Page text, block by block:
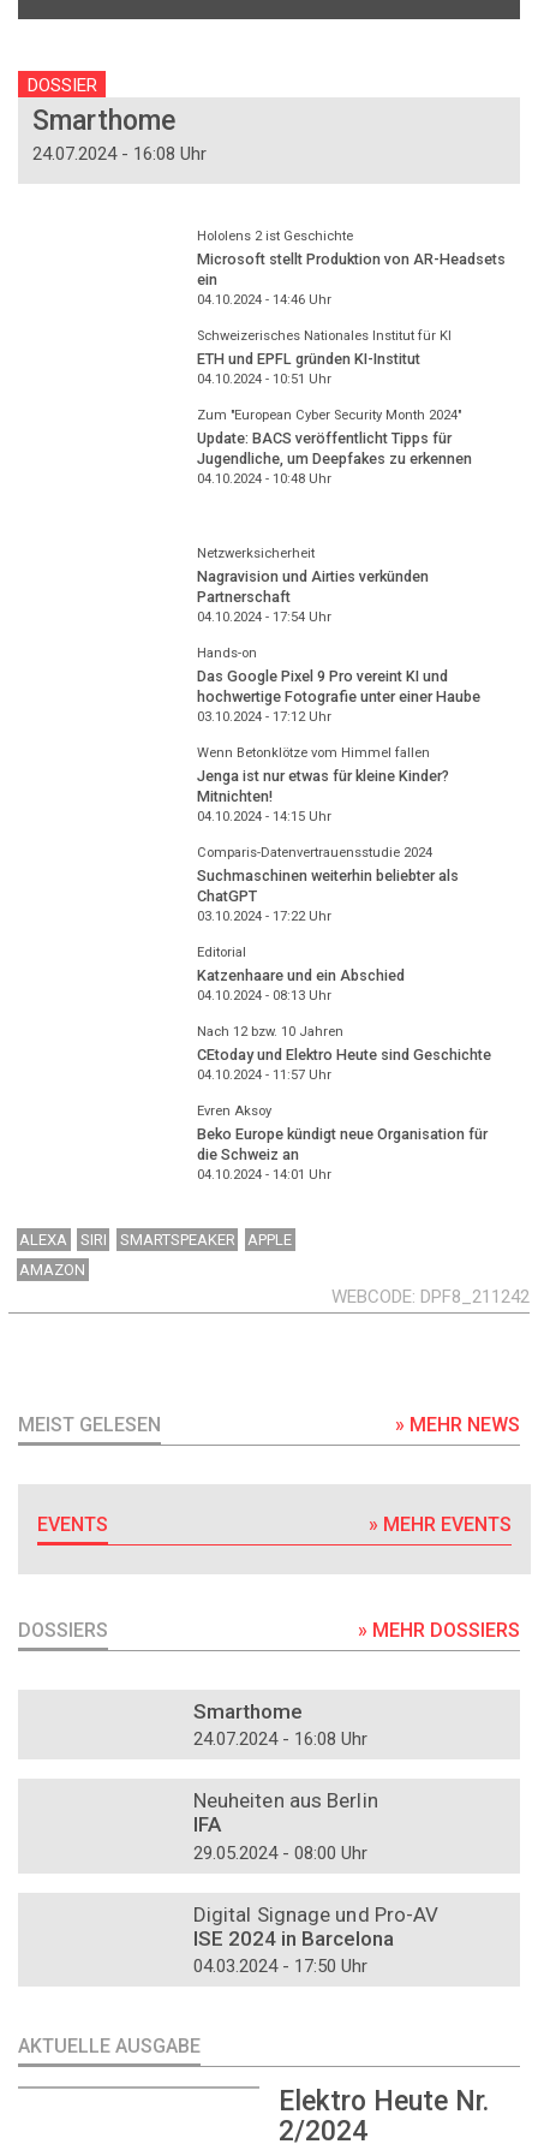
DOSSIER
Smarthome
24.07.2024 - 16:08 Uhr
Hololens 2 ist Geschichte
Microsoft stellt Produktion von AR-Headsets
ein
04.10.2024 - 14:46Uhr
Schweizerisches Nationales Institut für KI
ETH und EPFL gründen KI-Institut
04.10.2024 - 10:51 Uhr
Zum "European Cyber Security Month 2024"
Update: BACS veröffentlicht Tipps für
Jugendliche, um Deepfakes zu erkennen
04.10.2024 - 10:48Uhr
Netzwerksicherheit
Nagravision und Airties verkünden
Partnerschaft
04.10.2024 - 17:54Uhr
Hands-on
Das Google Pixel 9 Pro vereint KI und
hochwertige Fotografie unter einer Haube
03.10.2024 - 17:12Uhr
Wenn Betonklötze vom Himmel fallen
Jenga ist nur etwas für kleine Kinder?
Mitnichten!
04.10.2024 - 14:15Uhr
Comparis-Datenvertrauensstudie 2024
Suchmaschinen weiterhin beliebter als
ChatGPT
03.10.2024 - 17:22Uhr
Editorial
Katzenhaare und ein Abschied
04.10.2024 - 08:13Uhr
Nach 12 bzw. 10 Jahren
CEtoday und Elektro Heute sind Geschichte
04.10.2024 - 11:57Uhr
Evren Aksoy
Beko Europe kündigt neue Organisation für
die Schweiz an
04.10.2024 - 14:01 Uhr
ALEXA SIRI SMARTSPEAKER
APPLE
AMAZON
WEBCODE DPF8_211242
MEIST GELESEN » MEHR NEWS
EVENTS » MEHR EVENTS
DOSSIERS » MEHR DOSSIERS
Smarthome
24.07.2024 - 16:08 Uhr
Neuheiten aus Berlin
IFA
29.05.2024 - 08:00 Uhr
Digital Signage und Pro-AV
ISE 2024 in Barcelona
04.03.2024 - 17:50 Uhr
AKTUELLE AUSGABE
Elektro Heute Nr.
2/2024